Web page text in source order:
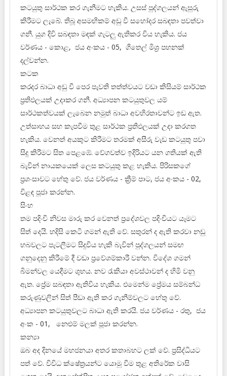
කටයුතු සාර්ථක කර ගැනීමට හැකිය. උසස් පුද්ගලයන් ඇසුරු
කිරීමට ලැබේ. තිබූ අසමඟිකම් අඩු වී සහෝදර සබඳතා පවත්වා
ගනී. යුග දිවි සබඳතා මඳක් ගැටලු ඇතිකර විය හැකිය. ජය
වර්ණය - කොළ, ජය අංකය - 05, ගිතෙල් මිශ්‍ර පහනක්
දල්වන්න.
කටක
කරදර බාධා අඩු වී පෙර පැවති තත්ත්වයට වඩා කිසියම් සාර්ථක
ප්‍රතිඵලයක් උදාකර ගනී. අධ්‍යාපන කටයුතුවල යම්
සාර්ථකත්වයක් ලැබෙන නමුත් බාධා අවහිරතාවන්ට ඉඩ ඇත.
උත්සාහය සහ කැපවීම තුළ සාර්ථක ප්‍රතිඵලයක් උදා කරගත
හැකිය. වෙනත් අයකුට කිරීමට තරමක් අසීරු වැඩ කටයුතු පවා
සිදු කිරීමට සිත පෙළඹේ. වේගවත්ව ඉදිරියට යන ගතියක් ඇති
බැවින් නායකයෙක් ලෙස කටයුතු කළ හැකිය. පිරිසකගේ
ප්‍රශංසාවට හේතු වේ. ජය වර්ණය - ක්‍රීම් පාට, ජය අංකය - 02,
විළඳ පූජා කරන්න.
සිංහ
තම පදිංචි නිවස මාරු කර වෙනත් ප්‍රදේශවල පදිංචියට යෑමට
සිත් දෙයි. හදිසි කෙටි ගමන් ඇති වේ. සතුරන් ද ඇති කරවා නඩු
හබවලට පැටලීමට සිදුවිය හැකි බැවින් පුද්ගලයන් සමඟ
ගනුදෙනු කිරීමේ දී වඩා ප්‍රවේශම්කාරී වන්න. විදේශ ගමන්
බිමන්වල යෙදීමට ශුභය. නව රැකියා අවස්ථාවන් ද හිමි වනු
ඇත. ප්‍රේම සබඳතා ඇතිවිය හැකිය. එමෙන්ම ප්‍රේමය සම්බන්ධ
කරුණුවලින් සිත් පීඩා ඇති කර ගැනීම්වලට හේතු වේ.
අධ්‍යාපන කටයුතුවලට බාධා ඇති කරයි. ජය වර්ණය - රතු, ජය
අංක - 01, නෙළුම් මලක් පූජා කරන්න.
කන්‍යා
ඔබ අද දිනයේ මහජනයා අතර කතාබහට ලක් වේ. ප්‍රසිද්ධියට
පත් වේ. විවිධ ක්ෂේත්‍රයන්ට යොමු වීම තුළ අතිරේක වාසි